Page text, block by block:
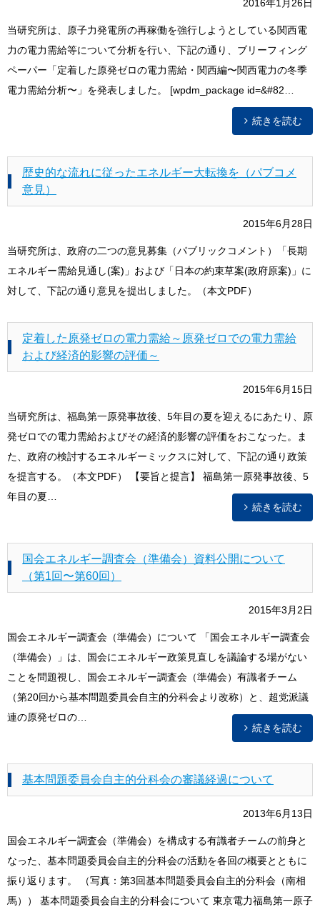
2016年1月26日
当研究所は、原子力発電所の再稼働を強行しようとしている関西電
力の電力需給等について分析を行い、下記の通り、ブリーフィング
ペーパー「定着した原発ゼロの電力需給・関西編〜関西電力の冬季
電力需給分析〜」を発表しました。 [wpdm_package id=&#82…
続きを読む
歴史的な流れに従ったエネルギー大転換を（パブコメ
意見）
2015年6月28日
当研究所は、政府の二つの意見募集（パブリックコメント）「長期
エネルギー需給見通し(案)」および「日本の約束草案(政府原案)」に
対して、下記の通り意見を提出しました。（本文PDF）
定着した原発ゼロの電力需給～原発ゼロでの電力需給
および経済的影響の評価～
2015年6月15日
当研究所は、福島第一原発事故後、5年目の夏を迎えるにあたり、原
発ゼロでの電力需給およびその経済的影響の評価をおこなった。ま
た、政府の検討するエネルギーミックスに対して、下記の通り政策
を提言する。（本文PDF） 【要旨と提言】 福島第一原発事故後、5
年目の夏…
続きを読む
国会エネルギー調査会（準備会）資料公開について
（第1回〜第60回）
2015年3月2日
国会エネルギー調査会（準備会）について 「国会エネルギー調査会
（準備会）」は、国会にエネルギー政策見直しを議論する場がない
ことを問題視し、国会エネルギー調査会（準備会）有識者チーム
（第20回から基本問題委員会自主的分科会より改称）と、超党派議
連の原発ゼロの…
続きを読む
基本問題委員会自主的分科会の審議経過について
2013年6月13日
国会エネルギー調査会（準備会）を構成する有識者チームの前身と
なった、基本問題委員会自主的分科会の活動を各回の概要とともに
振り返ります。 （写真：第3回基本問題委員会自主的分科会（南相
馬）） 基本問題委員会自主的分科会について 東京電力福島第一原子